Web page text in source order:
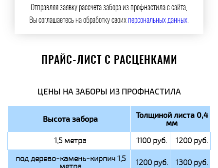
Отправляя заявку рассчета забора из профнастила с сайта,
Вы соглашаетесь на обработку своихперсональных данных.
ПРАЙС-ЛИСТ С РАСЦЕНКАМИ
ЦЕНЫ НА ЗАБОРЫ ИЗ ПРОФНАСТИЛА
Высота забора Толщиной листа 0,4
мм
1,5 метра 1100 руб.
1200 руб.
под дерево-камень-кирпич 1,5
1200 руб. 1300 руб.